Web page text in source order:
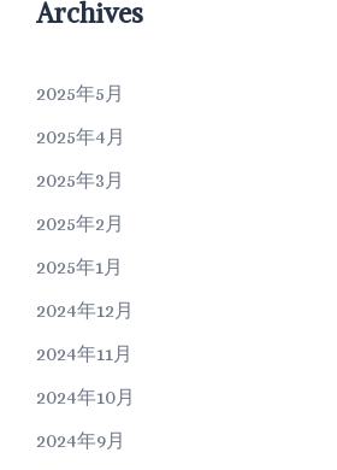
Archives
2025年5月
2025年4月
2025年3月
2025年2月
2025年1月
2024年12月
2024年11月
2024年10月
2024年9月